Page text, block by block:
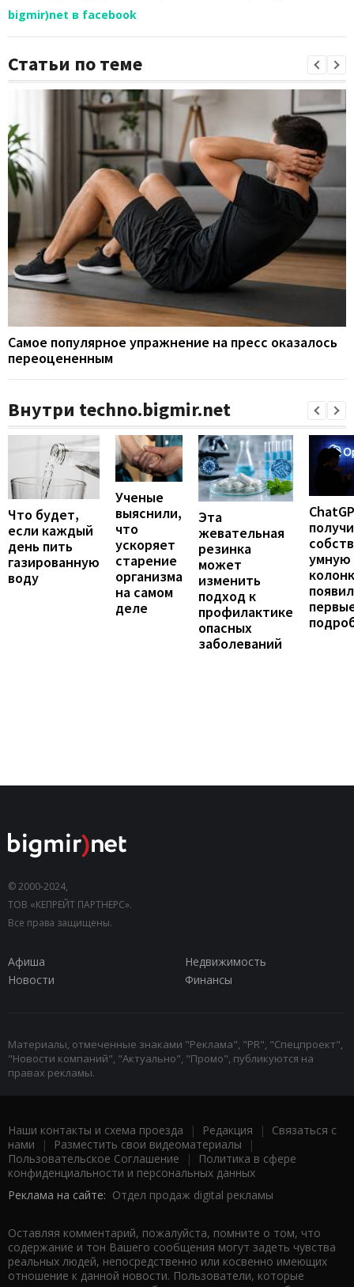
bigmir)net в facebook
Статьи по теме
Самое популярное упражнение на пресс оказалось
переоцененным
Внутри techno.bigmir.net
Что будет,
если каждый
день пить
газированную
воду
Ученые
выяснили,
что
ускоряет
старение
организма
на самом
деле
Эта
жевательная
резинка
может
изменить
подход к
профилактике
опасных
заболеваний
умную
© 2000-2024,
ТОВ «КЕПРЕЙТ ПАРТНЕРС».
Все права защищены.
Афиша
Недвижимость
Новости
Финансы
Материалы, отмеченные знаками "Реклама", "PR", "Спецпроект",
"Новости компаний", "Актуально", "Промо", публикуются на
правах рекламы.
Наши контакты и схема проезда | Редакция | Связаться с
нами | Разместить свои видеоматериалы |
Пользовательское Соглашение |
Политика в сфере
конфиденциальности и персональных данных
Реклама на сайте: Отдел продаж digital рекламы
Оставляя комментарий, пожалуйста, помните о том, что
содержание и тон Вашего сообщения могут задеть чувства
реальных людей, непосредственно или косвенно имеющих
отношение к данной новости. Пользователи, которые